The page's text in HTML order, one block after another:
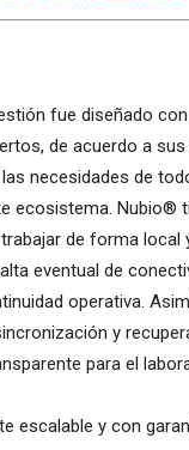
fue diseñado
de acuerdo a
necesidades de
ecosistema. Nubio®
de forma local
eventual de
operativa.
y
para el
escalable y con